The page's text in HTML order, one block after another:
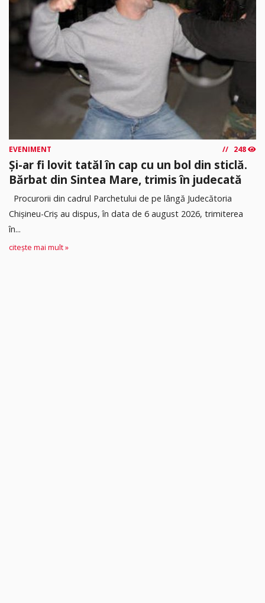
EVENIMENT 248
Și-ar fi lovit tatăl în cap cu un bol din sticlă.
Bărbat din Sintea Mare, trimis în judecată
Procurorii din cadrul Parchetului de pe lângă Judecătoria
Chișineu-Criș au dispus, în data de 6 august 2026, trimiterea
în...
citește mai mult »